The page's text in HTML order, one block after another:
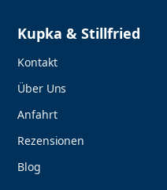
Kupka & Stillfried
Kontakt
Über Uns
Anfahrt
Rezensionen
Blog